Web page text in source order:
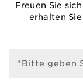
Freuen Sie
erhalten
*Bitte geben